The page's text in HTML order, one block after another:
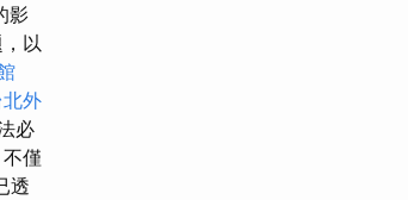
影
以
北外
必
僅
透